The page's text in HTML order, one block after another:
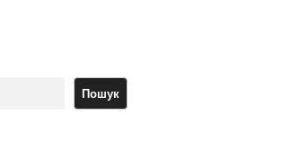
Пошук